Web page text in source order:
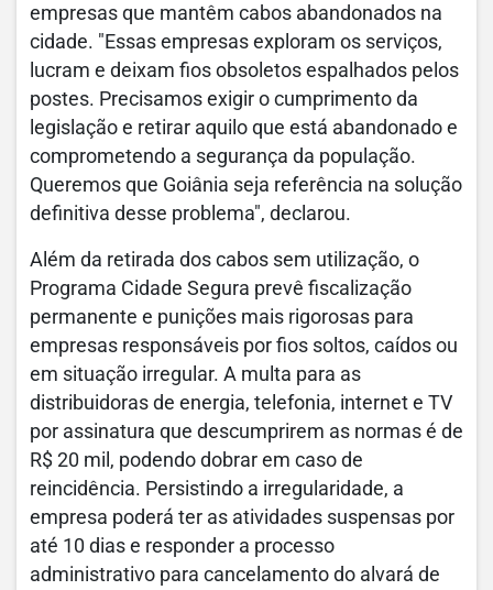
empresas que mantêm cabos abandonados na
cidade. "Essas empresas exploram os serviços,
lucram e deixam fios obsoletos espalhados pelos
postes. Precisamos exigir o cumprimento da
legislação e retirar aquilo que está abandonado e
comprometendo a segurança da população.
Queremos que Goiânia seja referência na solução
definitiva desse problema", declarou.
Além da retirada dos cabos sem utilização, o
Programa Cidade Segura prevê fiscalização
permanente e punições mais rigorosas para
empresas responsáveis por fios soltos, caídos ou
em situação irregular. A multa para as
distribuidoras de energia, telefonia, internet e TV
por assinatura que descumprirem as normas é de
R$ 20 mil, podendo dobrar em caso de
reincidência. Persistindo a irregularidade, a
empresa poderá ter as atividades suspensas por
até 10 dias e responder a processo
administrativo para cancelamento do alvará de